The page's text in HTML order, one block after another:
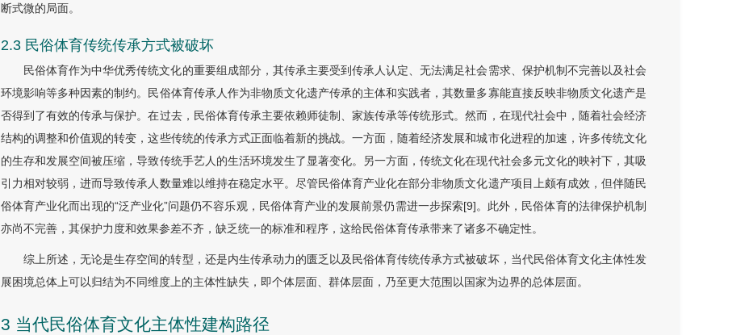
断式微的局面。
2.3 民俗体育传统传承方式被破坏
民俗体育作为中华优秀传统文化的重要组成部分，其传承主要受到传承人认定、无法满足社会需求、保护机制不完善以及社会
环境影响等多种因素的制约。民俗体育传承人作为非物质文化遗产传承的主体和实践者，其数量多寡能直接反映非物质文化遗产是
否得到了有效的传承与保护。在过去，民俗体育传承主要依赖师徒制、家族传承等传统形式。然而，在现代社会中，随着社会经济
结构的调整和价值观的转变，这些传统的传承方式正面临着新的挑战。一方面，随着经济发展和城市化进程的加速，许多传统文化
的生存和发展空间被压缩，导致传统手艺人的生活环境发生了显著变化。另一方面，传统文化在现代社会多元文化的映衬下，其吸
引力相对较弱，进而导致传承人数量难以维持在稳定水平。尽管民俗体育产业化在部分非物质文化遗产项目上颇有成效，但伴随民
俗体育产业化而出现的“泛产业化”问题仍不容乐观，民俗体育产业的发展前景仍需进一步探索[9]。此外，民俗体育的法律保护机制
亦尚不完善，其保护力度和效果参差不齐，缺乏统一的标准和程序，这给民俗体育传承带来了诸多不确定性。
综上所述，无论是生存空间的转型，还是内生传承动力的匮乏以及民俗体育传统传承方式被破坏，当代民俗体育文化主体性发
展困境总体上可以归结为不同维度上的主体性缺失，即个体层面、群体层面，乃至更大范围以国家为边界的总体层面。
3 当代民俗体育文化主体性建构路径